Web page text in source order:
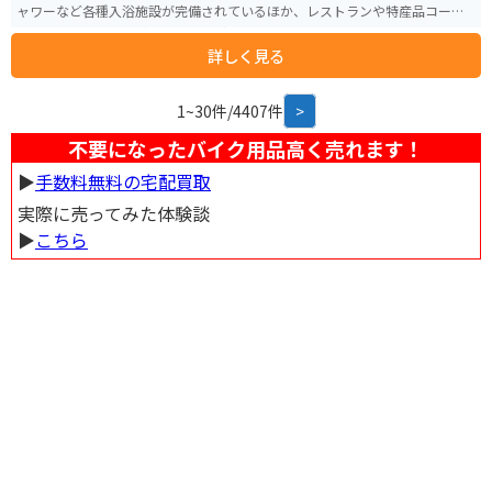
ャワーなど各種入浴施設が完備されているほか、レストランや特産品コーナ
ー、パソコンアートギャラリーなども設けられています。施設の周囲にはト
ンボやメダカなどの昆虫観察ができる親水公園やパターゴルフ場（300円）も
あり、家族で楽しめます。 また、養殖鰻の生産量日本一を誇る鹿児島県の中
でも、大隅半島は主要な生産地です。レストランせせらぎ亭では「鰻のおひ
つまぶし」などを食べることができます。 電話番号 099-475-2626 FAX番号 0
99-475-2600 営業日 通年 営業時間 6:30～22:00 休日 第２・４水曜日
詳しく見る
1~30件/4407件 >
不要になったバイク用品高く売れます！
▶︎手数料無料の宅配買取
実際に売ってみた体験談
▶︎こちら